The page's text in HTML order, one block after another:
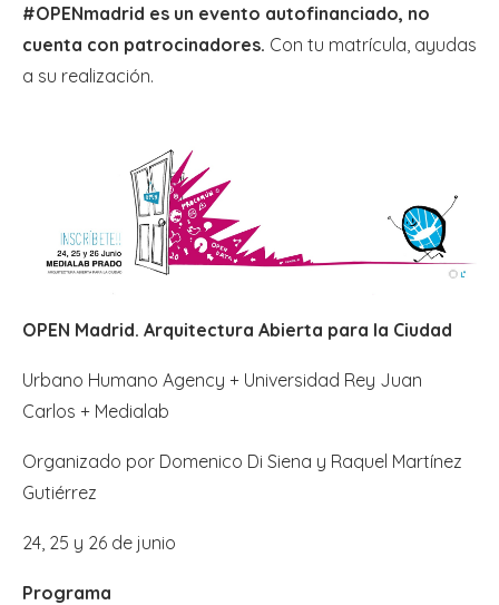
#OPENmadrid es un evento autofinanciado, no
cuenta con patrocinadores. Con tu matrícula, ayudas
a su realización.
OPEN Madrid. Arquitectura Abierta para la Ciudad
Urbano Humano Agency + Universidad Rey Juan
Carlos + Medialab
Organizado por Domenico Di Siena y Raquel Martínez
Gutiérrez
24, 25 y 26 de junio
Programa